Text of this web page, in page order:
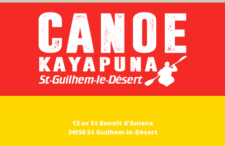
12 av St Benoît d'Aniane
34150 St Guilhem-le-Désert